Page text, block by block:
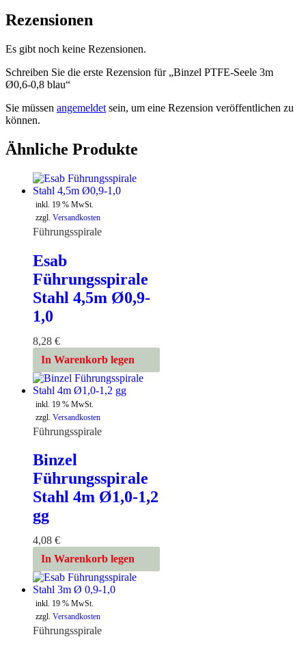
Rezensionen
Es gibt noch keine Rezensionen.
Schreiben Sie die erste Rezension für „Binzel PTFE-Seele 3m
Ø0,6-0,8 blau“
Sie müssen angemeldet sein, um eine Rezension veröffentlichen zu
können.
Ähnliche Produkte
inkl. 19 % MwSt.
zzgl. Versandkosten
Führungsspirale
Esab
Führungsspirale
Stahl 4,5m Ø0,9-
1,0
8,28 €
In Warenkorb legen
inkl. 19 % MwSt.
zzgl. Versandkosten
Führungsspirale
Binzel
Führungsspirale
Stahl 4m Ø1,0-1,2
gg
4,08 €
In Warenkorb legen
inkl. 19 % MwSt.
zzgl. Versandkosten
Führungsspirale